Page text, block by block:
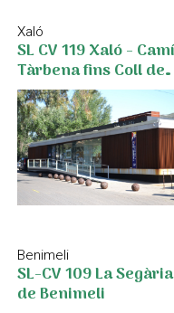
Xaló
SL CV 119 Xaló - Camí
Tàrbena fins Coll de
Rates
Benimeli
SL-CV 109 La Segària
de Benimeli